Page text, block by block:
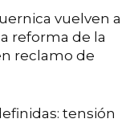
vuelven a
reforma de la
reclamo de
tensión